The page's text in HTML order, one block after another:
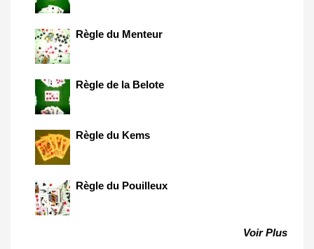
Règle du Menteur
Règle de la Belote
Règle du Kems
Règle du Pouilleux
Voir Plus